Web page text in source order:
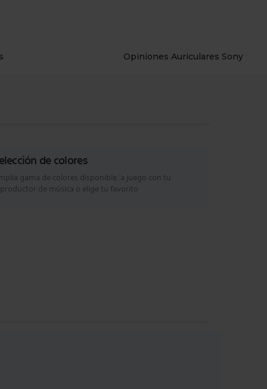
Opiniones Auriculares Sony
de colores
gama de colores disponible: a juego con tu
de música o elige tu favorito